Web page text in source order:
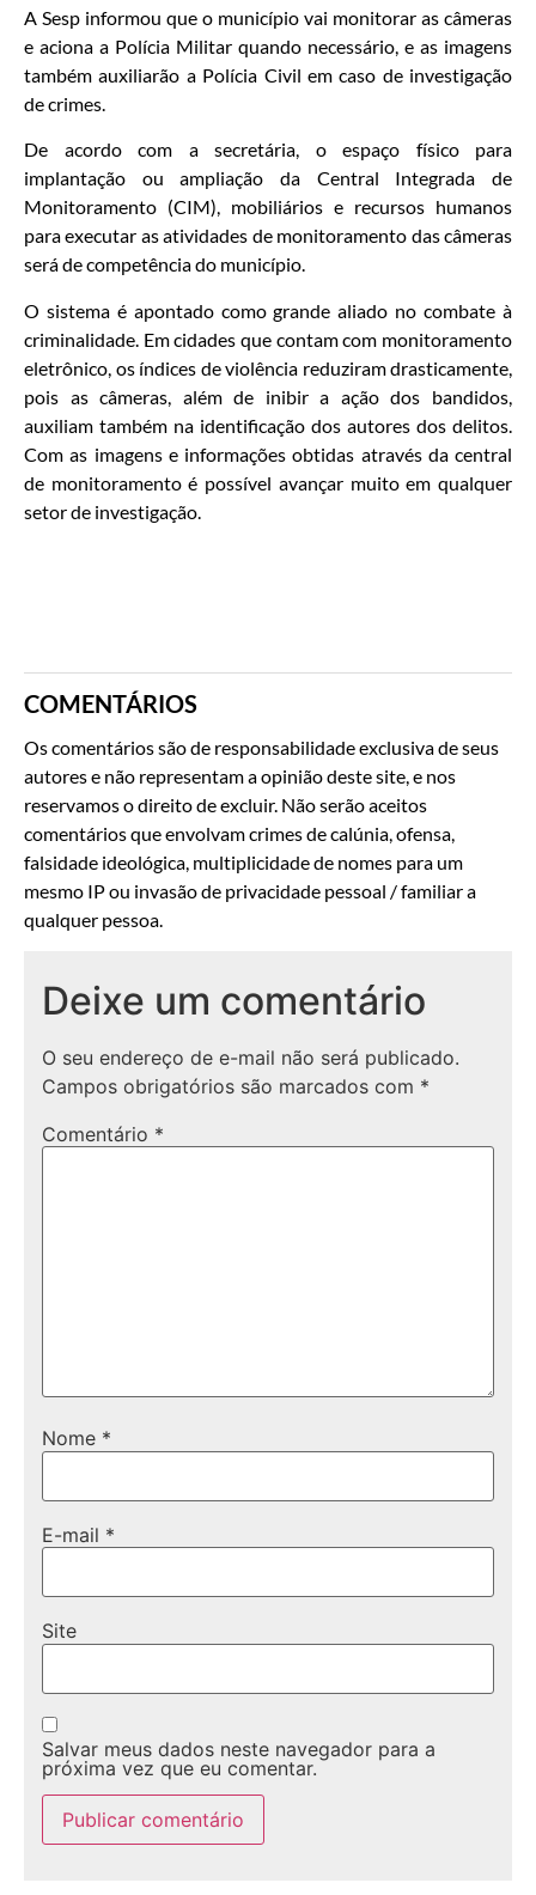
A Sesp informou que o município vai monitorar as câmeras
e aciona a Polícia Militar quando necessário, e as imagens
também auxiliarão a Polícia Civil em caso de investigação
de crimes.
De acordo com a secretária, o espaço físico para
implantação ou ampliação da Central Integrada de
Monitoramento (CIM), mobiliários e recursos humanos
para executar as atividades de monitoramento das câmeras
será de competência do município.
O sistema é apontado como grande aliado no combate à
criminalidade. Em cidades que contam com monitoramento
eletrônico, os índices de violência reduziram drasticamente,
pois as câmeras, além de inibir a ação dos bandidos,
auxiliam também na identificação dos autores dos delitos.
Com as imagens e informações obtidas através da central
de monitoramento é possível avançar muito em qualquer
setor de investigação.
COMENTÁRIOS
Os comentários são de responsabilidade exclusiva de seus
autores e não representam a opinião deste site, e nos
reservamos o direito de excluir. Não serão aceitos
comentários que envolvam crimes de calúnia, ofensa,
falsidade ideológica, multiplicidade de nomes para um
mesmo IP ou invasão de privacidade pessoal / familiar a
qualquer pessoa.
Deixe um comentário
O seu endereço de e-mail não será publicado.
Campos obrigatórios são marcados com *
Comentário *
Nome *
E-mail *
Site
Salvar meus dados neste navegador para a
próxima vez que eu comentar.